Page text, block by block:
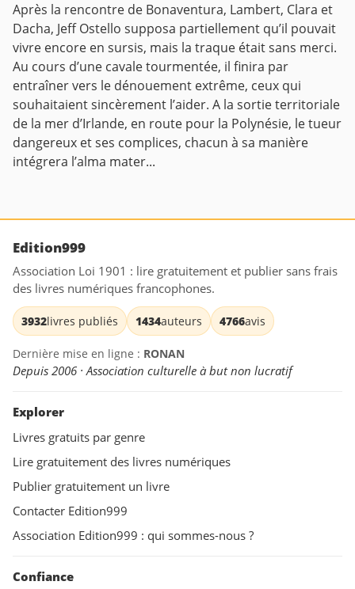
Après la rencontre de Bonaventura, Lambert, Clara et
Dacha, Jeff Ostello supposa partiellement qu’il pouvait
vivre encore en sursis, mais la traque était sans merci.
Au cours d’une cavale tourmentée, il finira par
entraîner vers le dénouement extrême, ceux qui
souhaitaient sincèrement l’aider. A la sortie territoriale
de la mer d’Irlande, en route pour la Polynésie, le tueur
dangereux et ses complices, chacun à sa manière
intégrera l’alma mater...
Edition999
Association Loi 1901 : lire gratuitement et publier sans frais
des livres numériques francophones.
3932livres publiés 1434auteurs 4766avis
Dernière mise en ligne : RONAN
Depuis 2006 · Association culturelle à but non lucratif
Explorer
Livres gratuits par genre
Lire gratuitement des livres numériques
Publier gratuitement un livre
Contacter Edition999
Association Edition999 : qui sommes-nous ?
Confiance